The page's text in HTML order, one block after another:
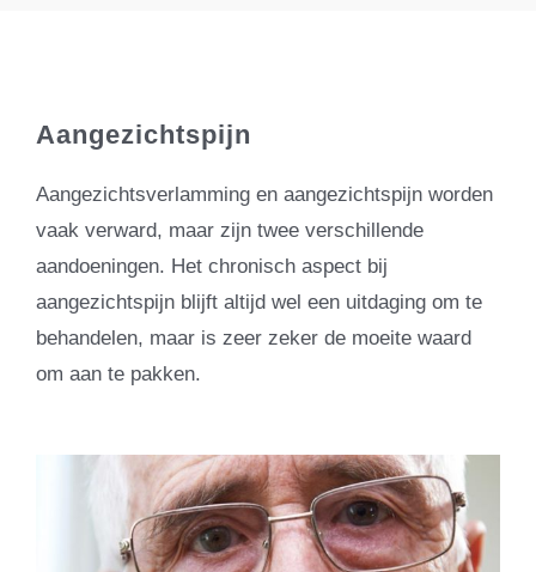
Aangezichtspijn
Aangezichtsverlamming en aangezichtspijn worden
vaak verward, maar zijn twee verschillende
aandoeningen. Het chronisch aspect bij
aangezichtspijn blijft altijd wel een uitdaging om te
behandelen, maar is zeer zeker de moeite waard
om aan te pakken.